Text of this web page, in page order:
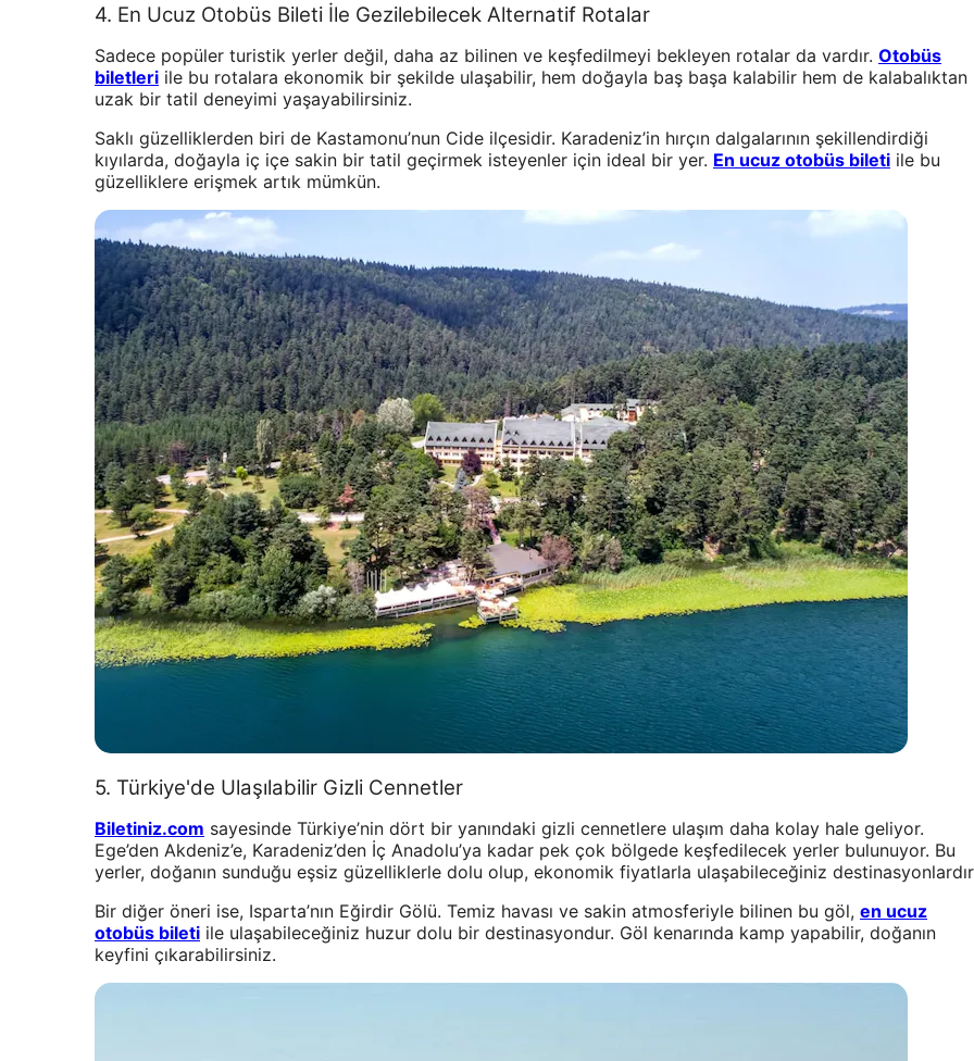
4. En Ucuz Otobüs Bileti İle Gezilebilecek Alternatif Rotalar
Sadece popüler turistik yerler değil, daha az bilinen ve keşfedilmeyi bekleyen rotalar da vardır. Otobüs
biletleri ile bu rotalara ekonomik bir şekilde ulaşabilir, hem doğayla baş başa kalabilir hem de kalabalıktan
uzak bir tatil deneyimi yaşayabilirsiniz.
Saklı güzelliklerden biri de Kastamonu’nun Cide ilçesidir. Karadeniz’in hırçın dalgalarının şekillendirdiği
kıyılarda, doğayla iç içe sakin bir tatil geçirmek isteyenler için ideal bir yer. En ucuz otobüs bileti ile bu
güzelliklere erişmek artık mümkün.
5. Türkiye'de Ulaşılabilir Gizli Cennetler
Biletiniz.com sayesinde Türkiye’nin dört bir yanındaki gizli cennetlere ulaşım daha kolay hale geliyor.
Ege’den Akdeniz’e, Karadeniz’den İç Anadolu’ya kadar pek çok bölgede keşfedilecek yerler bulunuyor. Bu
yerler, doğanın sunduğu eşsiz güzelliklerle dolu olup, ekonomik fiyatlarla ulaşabileceğiniz
Bir diğer öneri ise, Isparta’nın Eğirdir Gölü. Temiz havası ve sakin atmosferiyle bilinen bu göl, en ucuz
otobüs bileti ile ulaşabileceğiniz huzur dolu bir destinasyondur. Göl kenarında kamp yapabilir, doğanın
keyfini çıkarabilirsiniz.